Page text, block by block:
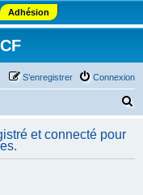
Adhésion
Connexion
S’enregistrer
h
et connecté pour